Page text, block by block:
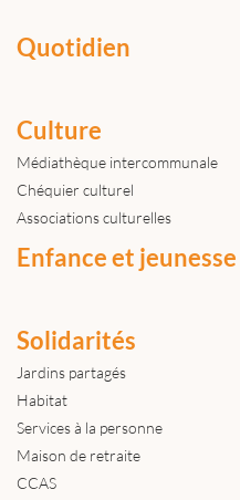
Quotidien
Culture
Médiathèque intercommunale
Chéquier culturel
Associations culturelles
Enfance et jeunesse
Solidarités
Jardins partagés
Habitat
Services à la personne
Maison de retraite
CCAS